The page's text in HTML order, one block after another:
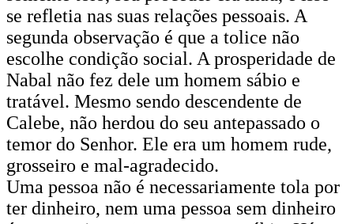
se refletia nas suas relações pessoais. A
segunda observação é que a tolice não
escolhe condição social. A prosperidade de
Nabal não fez dele um homem sábio e
tratável. Mesmo sendo descendente de
Calebe, não herdou do seu antepassado o
temor do Senhor. Ele era um homem rude,
grosseiro e mal-agradecido.
Uma pessoa não é necessariamente tola por
ter dinheiro, nem uma pessoa sem dinheiro